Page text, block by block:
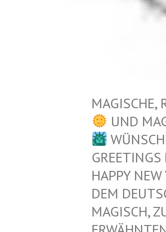
MAGISCHE,
UND
HAPPY NEW
EM
AGISCH,